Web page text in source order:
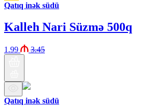
Qatıq inək südü
Kalleh Nari Süzmə 500q
1.99 3.45
Qatıq inək südü